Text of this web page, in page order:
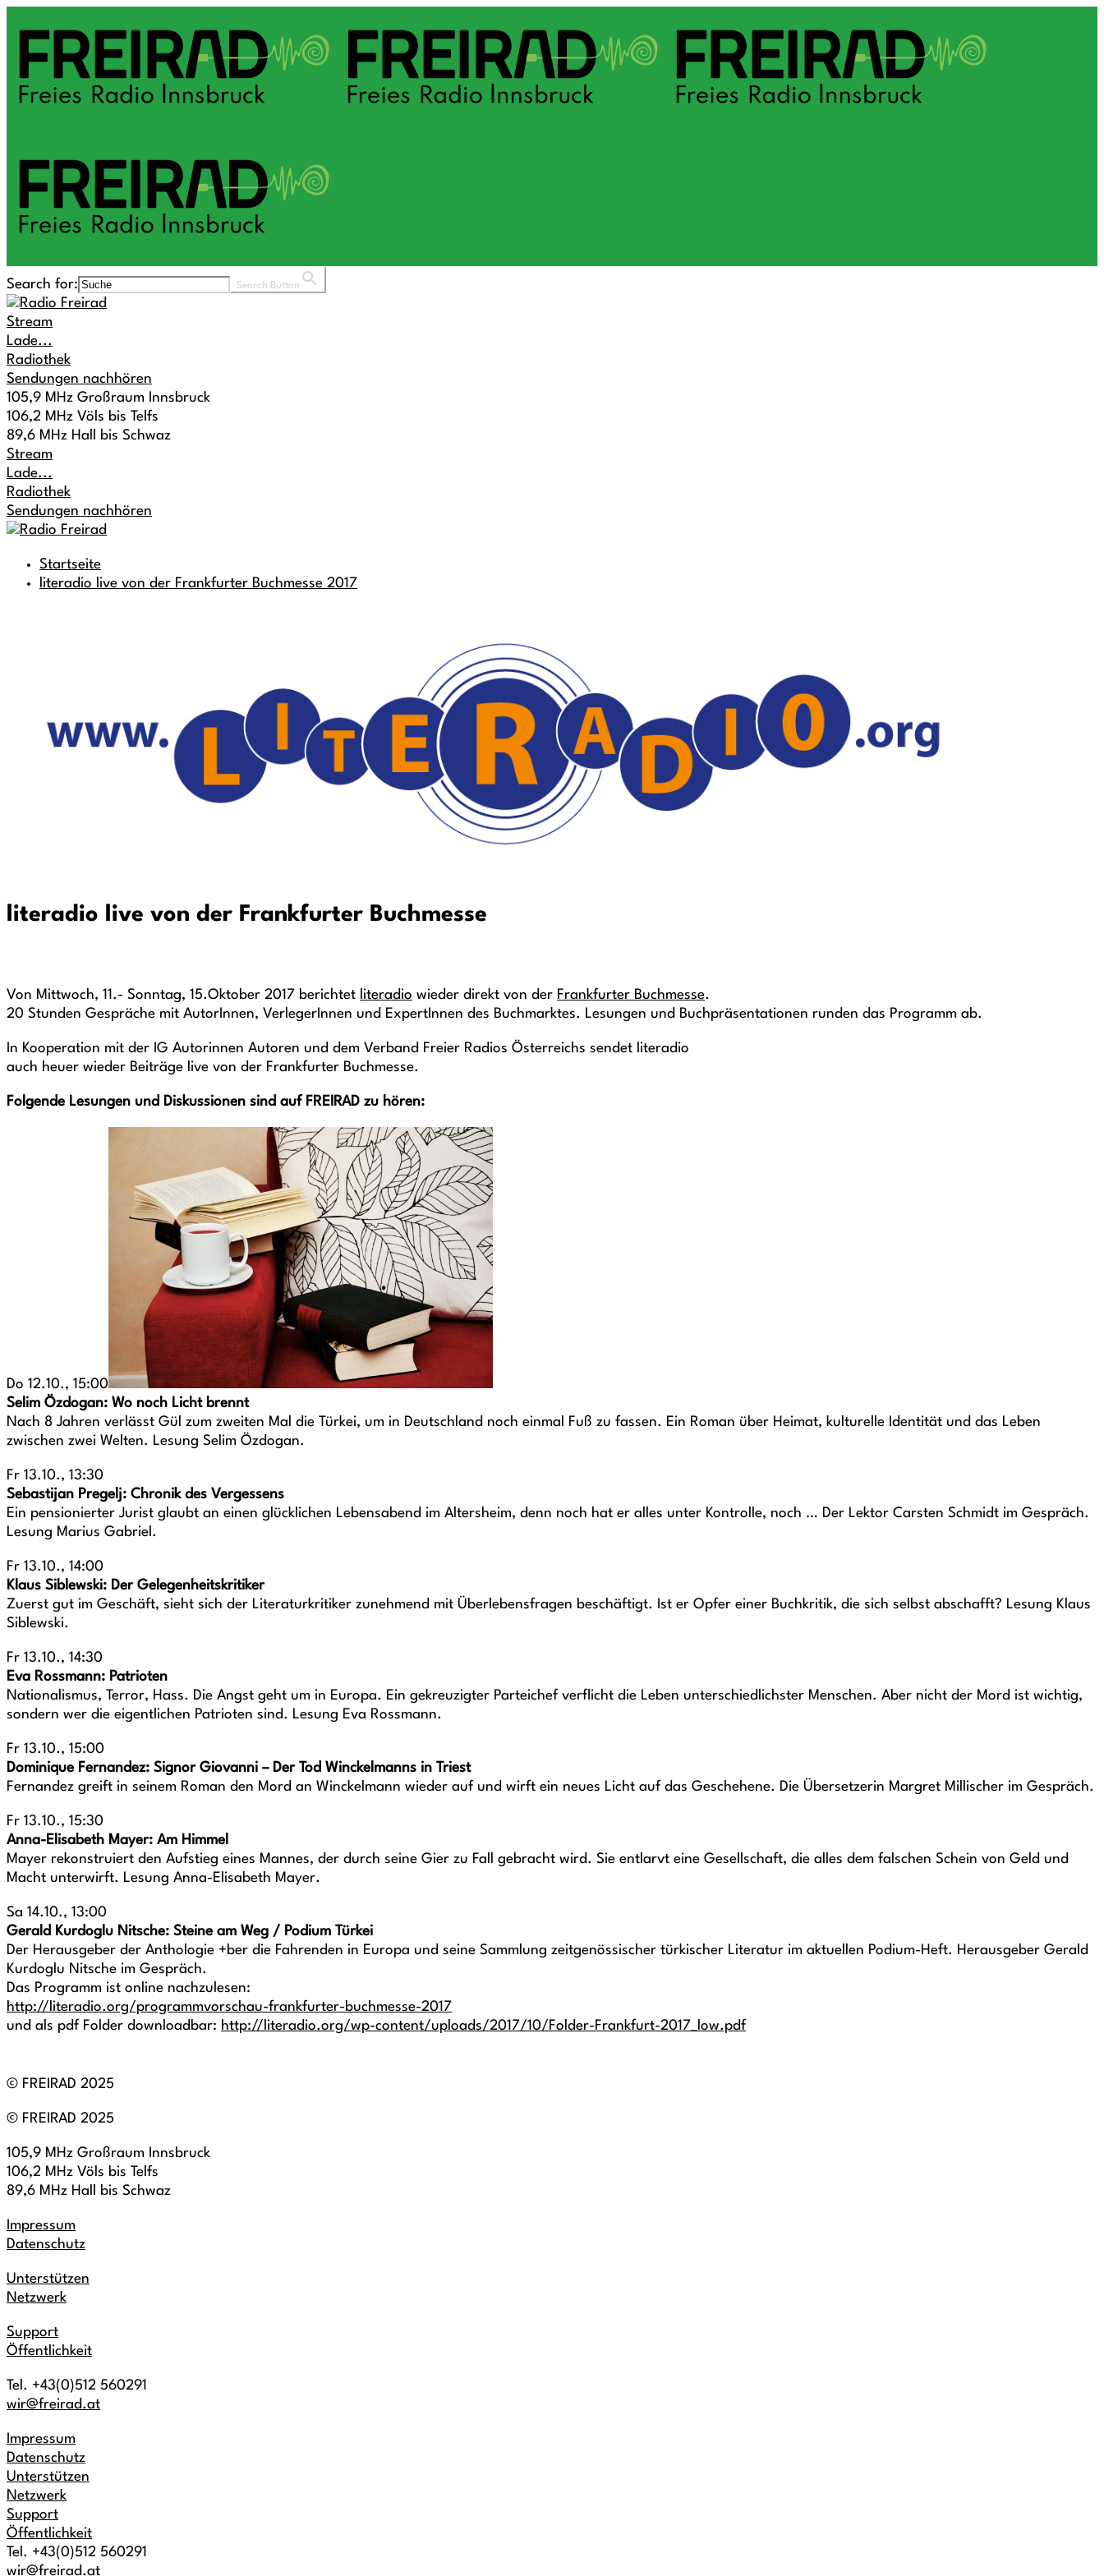
Search for: Search Button
Stream
Lade...
Radiothek
Sendungen nachhören
105,9 MHz Großraum Innsbruck
106,2 MHz Völs bis Telfs
89,6 MHz Hall bis Schwaz
Stream
Lade...
Radiothek
Sendungen nachhören
Startseite
literadio live von der Frankfurter Buchmesse 2017
literadio live von der Frankfurter Buchmesse
Von Mittwoch, 11.- Sonntag, 15.Oktober 2017 berichtet literadio wieder direkt von der Frankfurter Buchmesse.
20 Stunden Gespräche mit AutorInnen, VerlegerInnen und ExpertInnen des Buchmarktes. Lesungen und Buchpräsentationen runden das Programm ab.
In Kooperation mit der IG Autorinnen Autoren und dem Verband Freier Radios Österreichs sendet literadio
auch heuer wieder Beiträge live von der Frankfurter Buchmesse.
Folgende Lesungen und Diskussionen sind auf FREIRAD zu hören:
Do 12.10., 15:00
Selim Özdogan: Wo noch Licht brennt
Nach 8 Jahren verlässt Gül zum zweiten Mal die Türkei, um in Deutschland noch einmal Fuß zu fassen. Ein Roman über Heimat, kulturelle Identität und das Leben
zwischen zwei Welten. Lesung Selim Özdogan.
Fr 13.10., 13:30
Sebastijan Pregelj: Chronik des Vergessens
Ein pensionierter Jurist glaubt an einen glücklichen Lebensabend im Altersheim, denn noch hat er alles unter Kontrolle, noch … Der Lektor Carsten Schmidt im Gespräch.
Lesung Marius Gabriel.
Fr 13.10., 14:00
Klaus Siblewski: Der Gelegenheitskritiker
Zuerst gut im Geschäft, sieht sich der Literaturkritiker zunehmend mit Überlebensfragen beschäftigt. Ist er Opfer einer Buchkritik, die sich selbst abschafft? Lesung Klaus
Siblewski.
Fr 13.10., 14:30
Eva Rossmann: Patrioten
Nationalismus, Terror, Hass. Die Angst geht um in Europa. Ein gekreuzigter Parteichef verflicht die Leben unterschiedlichster Menschen. Aber nicht der Mord ist wichtig,
sondern wer die eigentlichen Patrioten sind. Lesung Eva Rossmann.
Fr 13.10., 15:00
Dominique Fernandez: Signor Giovanni – Der Tod Winckelmanns in Triest
Fernandez greift in seinem Roman den Mord an Winckelmann wieder auf und wirft ein neues Licht auf das Geschehene. Die Übersetzerin Margret Millischer im Gespräch.
Fr 13.10., 15:30
Anna-Elisabeth Mayer: Am Himmel
Mayer rekonstruiert den Aufstieg eines Mannes, der durch seine Gier zu Fall gebracht wird. Sie entlarvt eine Gesellschaft, die alles dem falschen Schein von Geld und
Macht unterwirft. Lesung Anna-Elisabeth Mayer.
Sa 14.10., 13:00
Gerald Kurdoglu Nitsche: Steine am Weg / Podium Türkei
Der Herausgeber der Anthologie +ber die Fahrenden in Europa und seine Sammlung zeitgenössischer türkischer Literatur im aktuellen Podium-Heft. Herausgeber Gerald
Kurdoglu Nitsche im Gespräch.
Das Programm ist online nachzulesen:
http://literadio.org/programmvorschau-frankfurter-buchmesse-2017
und als pdf Folder downloadbar: http://literadio.org/wp-content/uploads/2017/10/Folder-Frankfurt-2017_low.pdf
© FREIRAD 2025
© FREIRAD 2025
105,9 MHz Großraum Innsbruck
106,2 MHz Völs bis Telfs
89,6 MHz Hall bis Schwaz
Impressum
Datenschutz
Unterstützen
Netzwerk
Support
Öffentlichkeit
Tel. +43(0)512 560291
wir@freirad.at
Impressum
Datenschutz
Unterstützen
Netzwerk
Support
Öffentlichkeit
Tel. +43(0)512 560291
wir@freirad.at